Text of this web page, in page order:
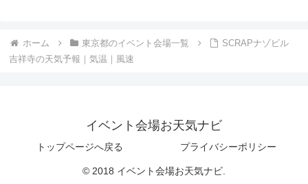
ホーム 東京都のイベント会場一覧
SCRAPナゾビル
吉祥寺の天気予報｜気温｜風速
イベント会場お天気ナビ
トップページへ戻る プライバシーポリシー
© 2018 イベント会場お天気ナビ.